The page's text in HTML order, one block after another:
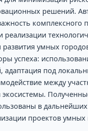
решений.
комплексного
развития умных
успеха:
адаптация под
между
в
проектов умных